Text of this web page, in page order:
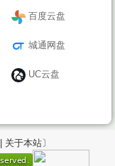
百度云盘
城通网盘
UC云盘
关于本站〕